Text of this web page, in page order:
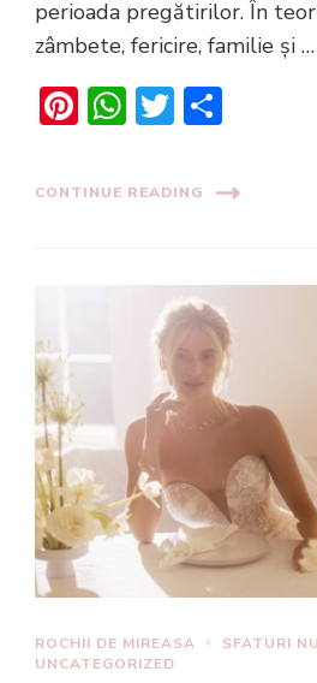
perioada pregătirilor. În
zâmbete, fericire, familie și …
Pinterest
WhatsApp
Twitter
CONTINUE READING
ROCHII DE MIREASA
SFATURI
UNCATEGORIZED